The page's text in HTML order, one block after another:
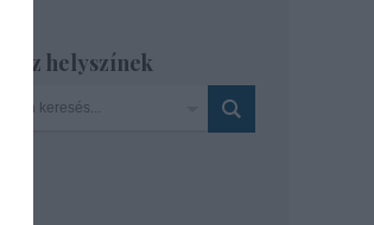
helyszínek